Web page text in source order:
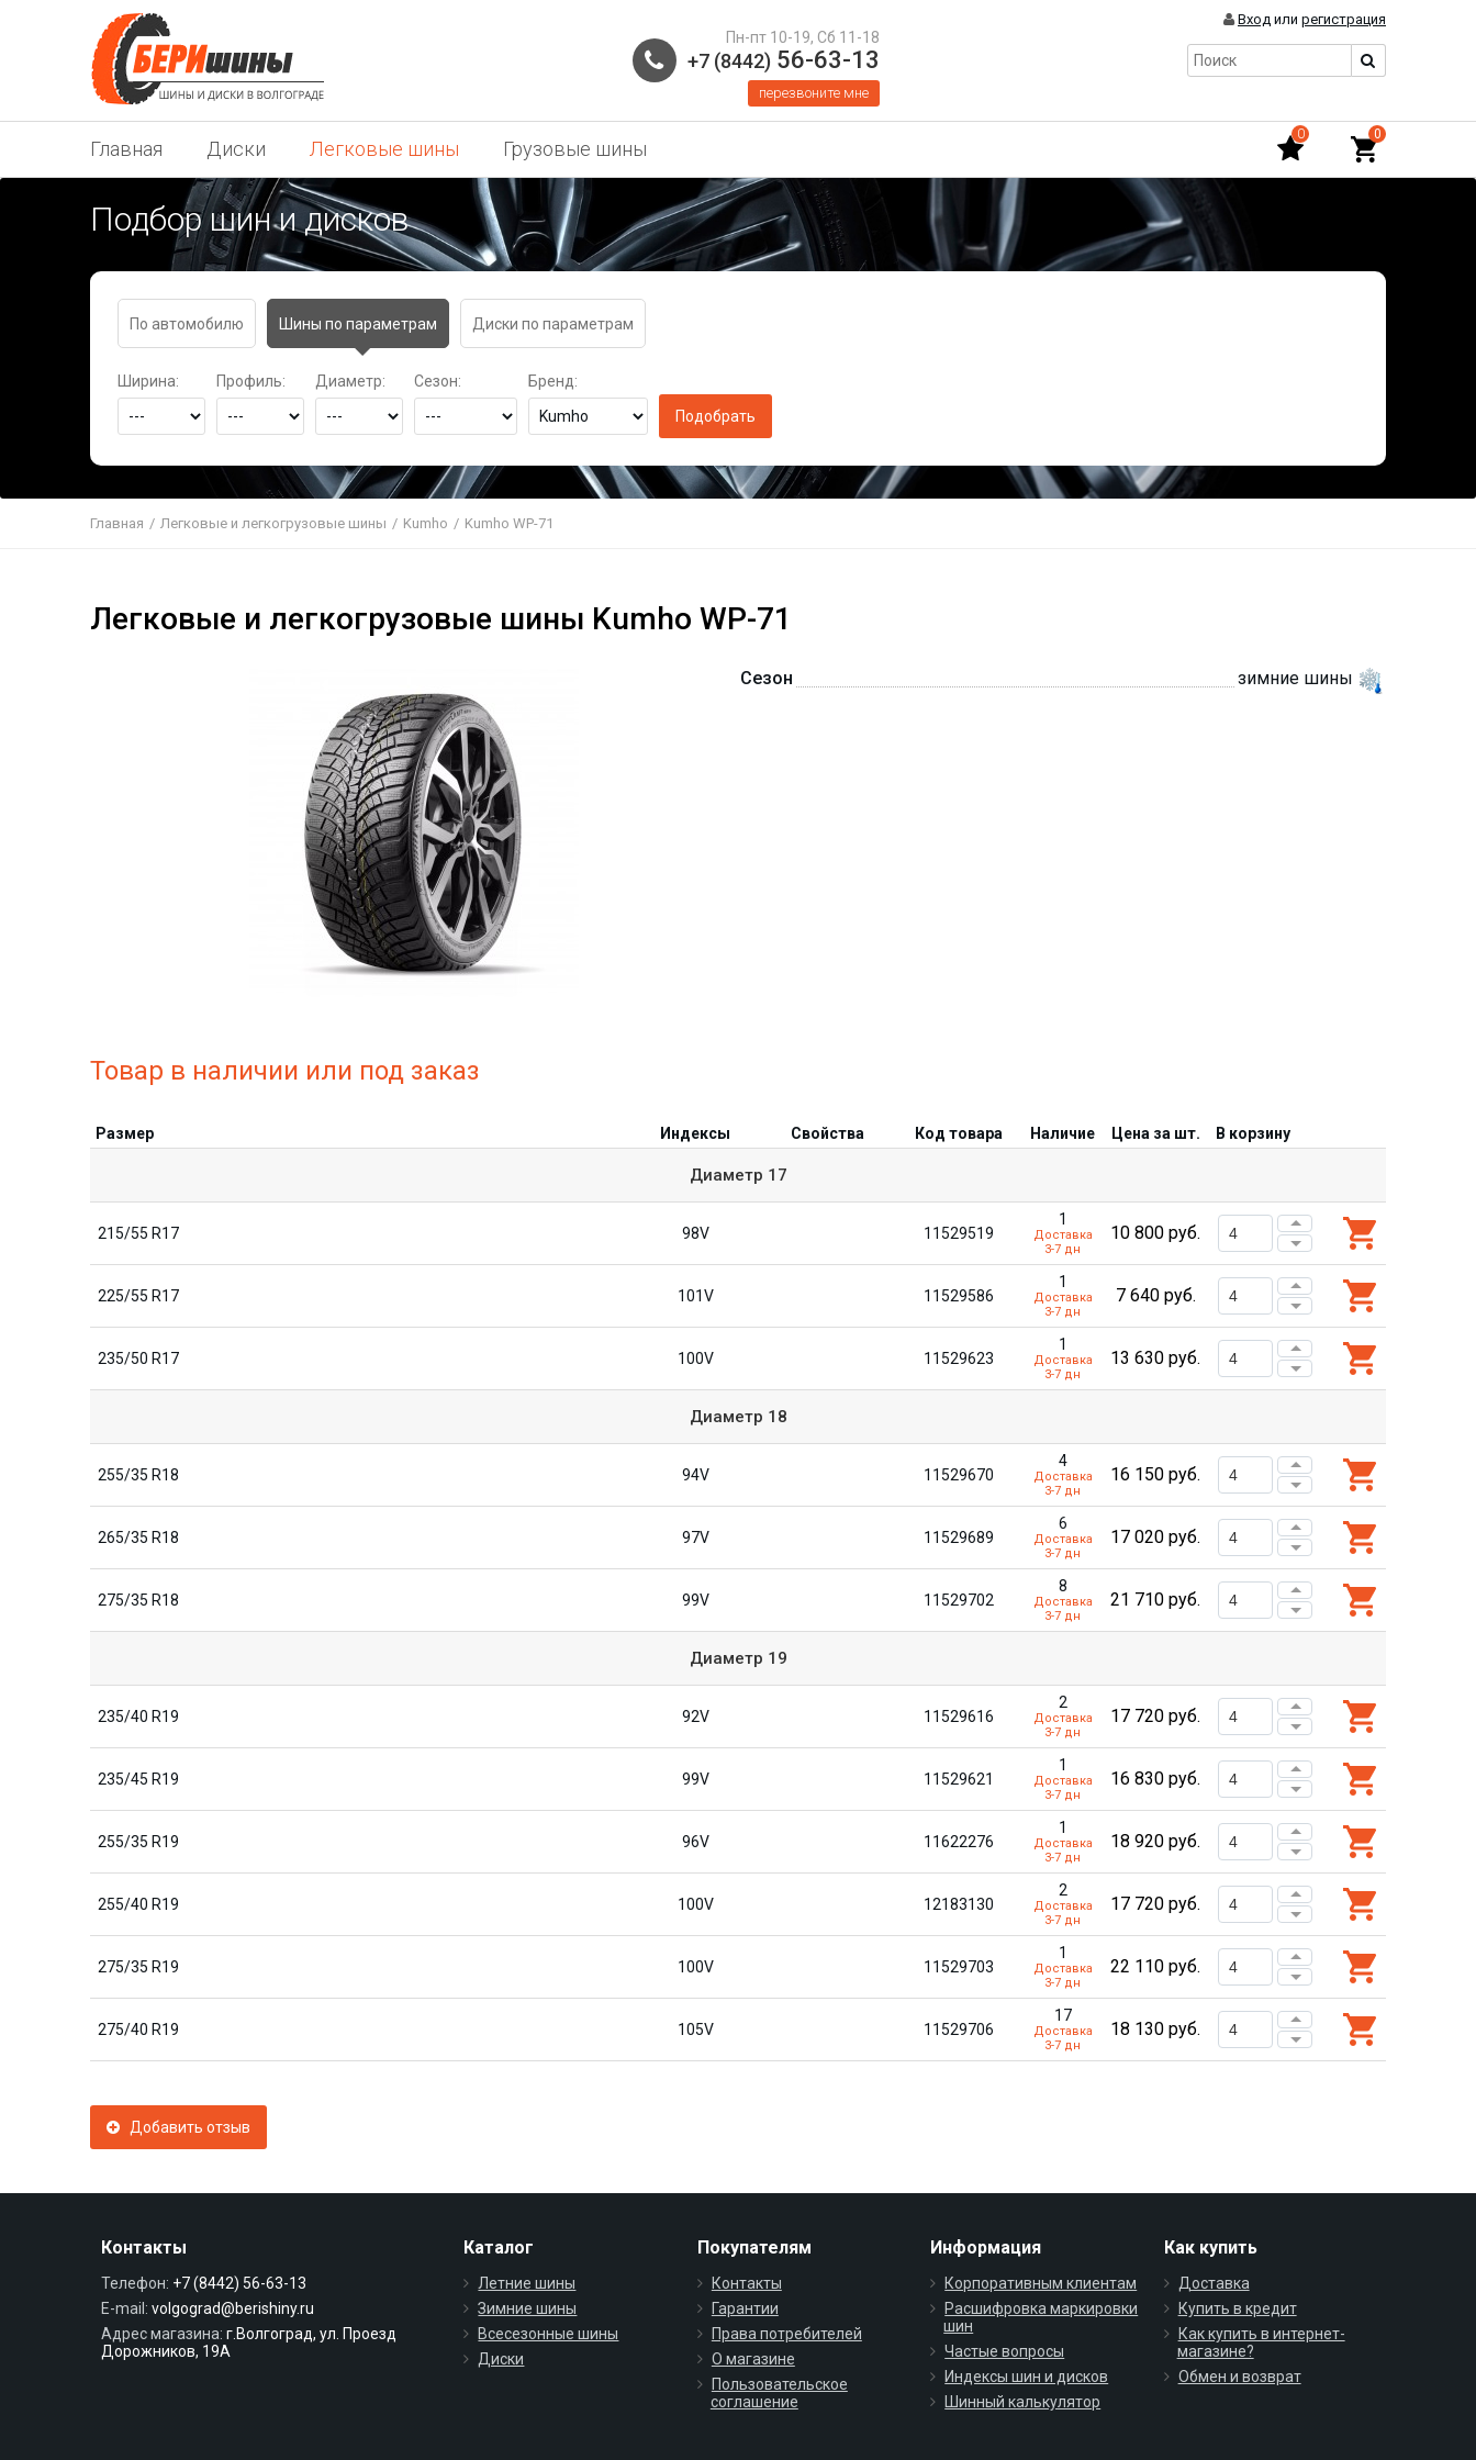
Пн-пт 10-19, Сб 11-18
+7 (8442) 56-63-13
перезвоните мне
Вход или регистрация
Главная Диски Легковые шины Грузовые шины
0 0
Подбор шин и дисков
По автомобилю Шины по параметрам Диски по параметрам
Ширина: Профиль: Диаметр: Сезон: Бренд:
Главная / Легковые и легкогрузовые шины / Kumho / Kumho WP-71
Легковые и легкогрузовые шины Kumho WP-71
Сезон зимние шины
Товар в наличии или под заказ
Размер Индексы Свойства Код товара Наличие Цена за шт. В корзину
Диаметр 17
215/55 R17 98V 11529519
1
Доставка
3-7 дн
10 800 руб.
225/55 R17 101V 11529586
1
Доставка
3-7 дн
7 640 руб.
235/50 R17 100V 11529623
1
Доставка
3-7 дн
13 630 руб.
Диаметр 18
255/35 R18 94V 11529670
4
Доставка
3-7 дн
16 150 руб.
265/35 R18 97V 11529689
6
Доставка
3-7 дн
17 020 руб.
275/35 R18 99V 11529702
8
Доставка
3-7 дн
21 710 руб.
Диаметр 19
235/40 R19 92V 11529616
2
Доставка
3-7 дн
17 720 руб.
235/45 R19 99V 11529621
1
Доставка
3-7 дн
16 830 руб.
255/35 R19 96V 11622276
1
Доставка
3-7 дн
18 920 руб.
255/40 R19 100V 12183130
2
Доставка
3-7 дн
17 720 руб.
275/35 R19 100V 11529703
1
Доставка
3-7 дн
22 110 руб.
275/40 R19 105V 11529706
17
Доставка
3-7 дн
18 130 руб.
Добавить отзыв
Контакты
Телефон: +7 (8442) 56-63-13
E-mail: volgograd@berishiny.ru
Адрес магазина: г.Волгоград, ул. Проезд
Дорожников, 19А
Каталог
Летние шины
Зимние шины
Всесезонные шины
Диски
Покупателям
Контакты
Гарантии
Права потребителей
О магазине
Пользовательское
соглашение
Информация
Корпоративным клиентам
Расшифровка маркировки
шин
Частые вопросы
Индексы шин и дисков
Шинный калькулятор
Как купить
Доставка
Купить в кредит
Как купить в интернет-
магазине?
Обмен и возврат